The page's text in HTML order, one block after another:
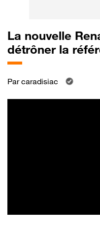
La nouvelle
détrôner la
Parcaradisiac